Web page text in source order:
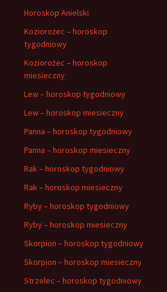
Horoskop Anielski
Koziorożec – horoskop
tygodniowy
Koziorożec – horoskop
miesieczny
Lew – horoskop tygodniowy
Lew – horoskop miesieczny
Panna – horoskop tygodniowy
Panna – horoskop miesieczny
Rak – horoskop tygodniowy
Rak – horoskop miesieczny
Ryby – horoskop tygodniowy
Ryby – horoskop miesieczny
Skorpion – horoskop tygodniowy
Skorpion – horoskop miesieczny
Strzelec – horoskop tygodniowy